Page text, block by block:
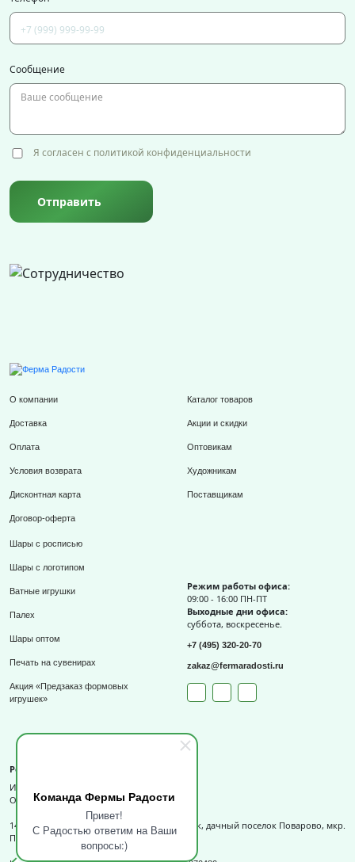
Команда Фермы Радости
Привет!
С Радостью ответим на Ваши
вопросы:)
Сообщение
Я согласен с политикой конфиденциальности
Отправить
О компании
Доставка
Оплата
Условия возврата
Дисконтная карта
Договор-оферта
Каталог товаров
Акции и скидки
Оптовикам
Художникам
Поставщикам
Шары с росписью
Шары с логотипом
Ватные игрушки
Палех
Шары оптом
Печать на сувенирах
Акция «Предзаказ формовых
игрушек»
Режим работы офиса:
09:00 - 16:00 ПН-ПТ
Выходные дни офиса:
суббота, воскресенье.
+7 (495) 320-20-70
zakaz@fermaradosti.ru
Реквизиты
ИП Слизов Е.П.
ОГРНИП: 324508100709727,
141540, Московская обл., г.о. Солнечногорск, дачный поселок Поварово, мкр.
Поваровка, д.12, к.1.